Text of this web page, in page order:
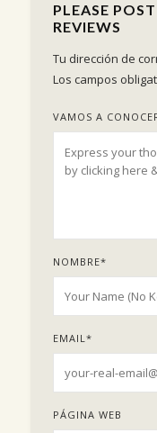
PLEASE
REVIEWS
Tu dirección de
Los campos
VAMOS A
NOMBRE*
EMAIL*
PÁGINA WEB